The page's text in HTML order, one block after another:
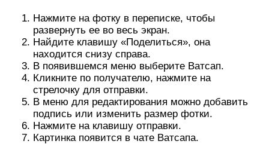
Нажмите на фотку в переписке, чтобы
развернуть ее во весь экран.
Найдите клавишу «Поделиться», она
находится снизу справа.
В появившемся меню выберите Ватсап.
Кликните по получателю, нажмите на
стрелочку для отправки.
В меню для редактирования можно добавить
подпись или изменить размер фотки.
Нажмите на клавишу отправки.
Картинка появится в чате Ватсапа.